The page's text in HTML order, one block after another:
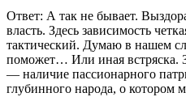
Ответ: А так не бывает.
власть. Здесь зависимость
тактический. Думаю в нашем
поможет… Или иная встряска.
— наличие пассионарного
глубинного народа, о котором